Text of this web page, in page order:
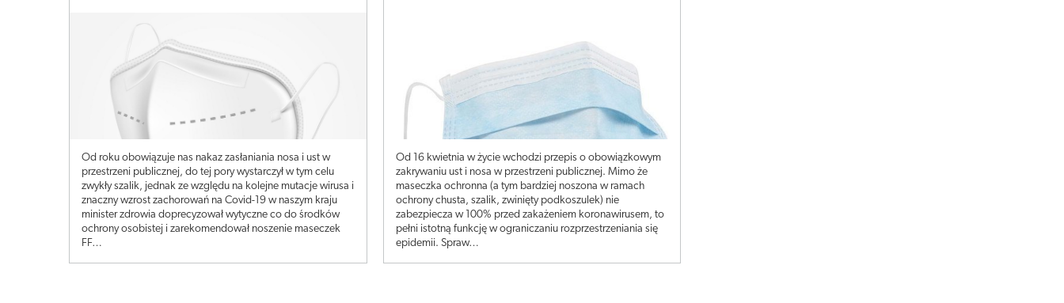
Od roku obowiązuje nas nakaz zasłaniania nosa i ust w
przestrzeni publicznej, do tej pory wystarczył w tym celu
zwykły szalik, jednak ze względu na kolejne mutacje wirusa i
znaczny wzrost zachorowań na Covid-19 w naszym kraju
minister zdrowia doprecyzował wytyczne co do środków
ochrony osobistej i zarekomendował noszenie maseczek
FF…
Od 16 kwietnia w życie wchodzi przepis o obowiązkowym
zakrywaniu ust i nosa w przestrzeni publicznej. Mimo że
maseczka ochronna (a tym bardziej noszona w ramach
ochrony chusta, szalik, zwinięty podkoszulek) nie
zabezpiecza w 100% przed zakażeniem koronawirusem, to
pełni istotną funkcję w ograniczaniu rozprzestrzeniania się
epidemii. Spraw…